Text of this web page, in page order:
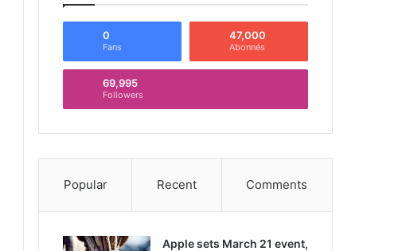
0
Fans
47,000
Abonnés
69,995
Followers
Popular Recent Comments
Apple sets March 21 event,